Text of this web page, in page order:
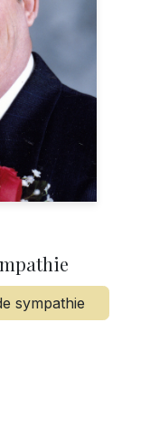
sympathie